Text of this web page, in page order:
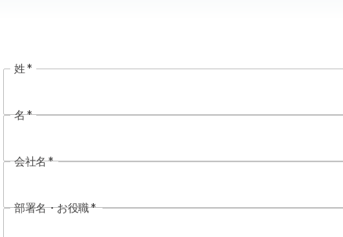
姓*
名*
会社名*
部署名・お役職*